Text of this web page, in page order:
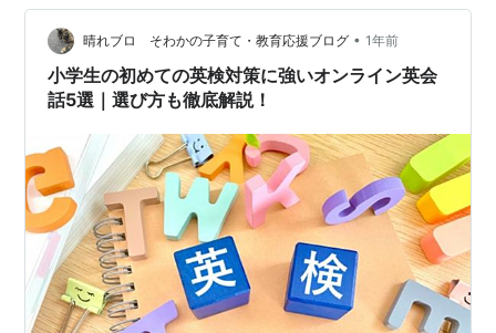
徴5：【いざとい…
晴れブロ そわかの子育て・教育応援ブログ • 1年前
小学生の初めての英検対策に強いオンライン英会
話5選｜選び方も徹底解説！